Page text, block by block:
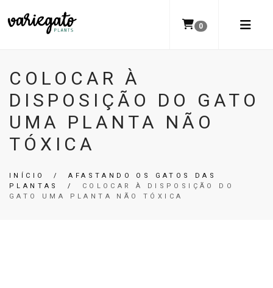
0
COLOCAR À
DISPOSIÇÃO DO GATO
UMA PLANTA NÃO
TÓXICA
INÍCIO /AFASTANDO OS GATOS DAS
PLANTAS
/ COLOCAR À DISPOSIÇÃO DO
GATO UMA PLANTA NÃO TÓXICA